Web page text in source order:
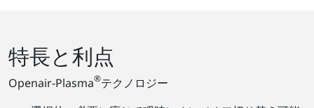
特長と利点
Openair-Plasma®テクノロジー